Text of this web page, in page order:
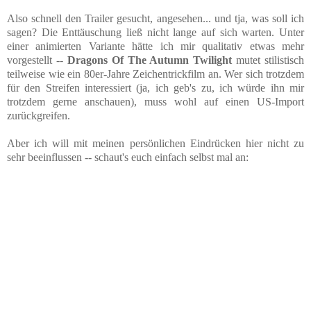
Also schnell den Trailer gesucht, angesehen... und tja, was soll ich
sagen? Die Enttäuschung ließ nicht lange auf sich warten. Unter
einer animierten Variante hätte ich mir qualitativ etwas mehr
vorgestellt -- Dragons Of The Autumn Twilight mutet stilistisch
teilweise wie ein 80er-Jahre Zeichentrickfilm an. Wer sich trotzdem
für den Streifen interessiert (ja, ich geb's zu, ich würde ihn mir
trotzdem gerne anschauen), muss wohl auf einen US-Import
zurückgreifen.
Aber ich will mit meinen persönlichen Eindrücken hier nicht zu
sehr beeinflussen -- schaut's euch einfach selbst mal an: